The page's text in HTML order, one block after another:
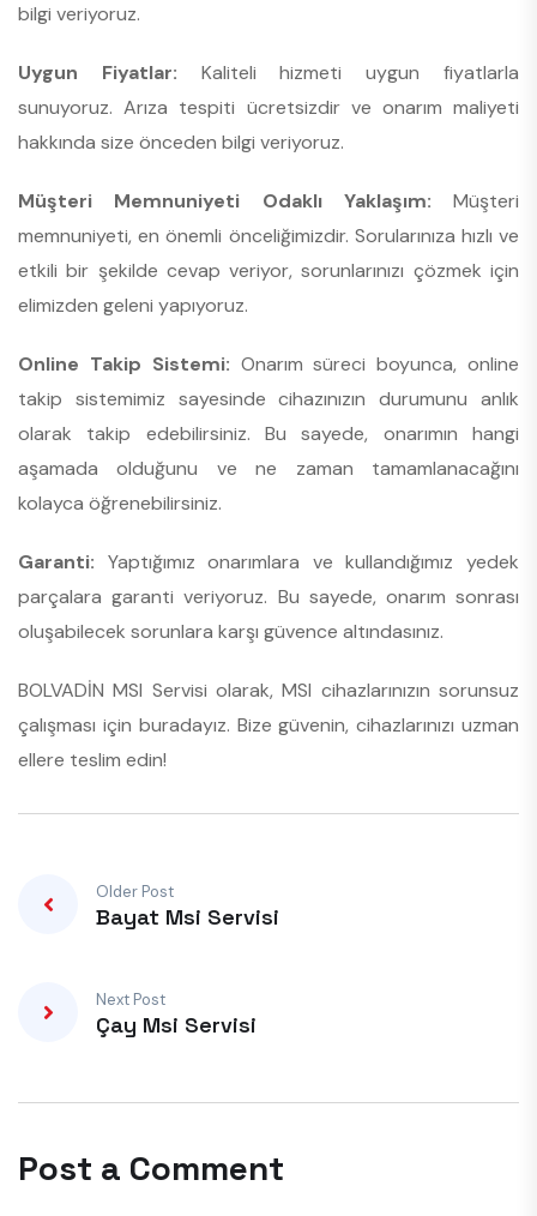
bilgi veriyoruz.
Uygun Fiyatlar: Kaliteli hizmeti uygun fiyatlarla
sunuyoruz. Arıza tespiti ücretsizdir ve onarım maliyeti
hakkında size önceden bilgi veriyoruz.
Müşteri Memnuniyeti Odaklı Yaklaşım: Müşteri
memnuniyeti, en önemli önceliğimizdir. Sorularınıza hızlı ve
etkili bir şekilde cevap veriyor, sorunlarınızı çözmek için
elimizden geleni yapıyoruz.
Online Takip Sistemi: Onarım süreci boyunca, online
takip sistemimiz sayesinde cihazınızın durumunu anlık
olarak takip edebilirsiniz. Bu sayede, onarımın hangi
aşamada olduğunu ve ne zaman tamamlanacağını
kolayca öğrenebilirsiniz.
Garanti: Yaptığımız onarımlara ve kullandığımız yedek
parçalara garanti veriyoruz. Bu sayede, onarım sonrası
oluşabilecek sorunlara karşı güvence altındasınız.
BOLVADİN MSI Servisi olarak, MSI cihazlarınızın sorunsuz
çalışması için buradayız. Bize güvenin, cihazlarınızı uzman
ellere teslim edin!
Older Post
Bayat Msi Servisi
Next Post
Çay Msi Servisi
Post a Comment